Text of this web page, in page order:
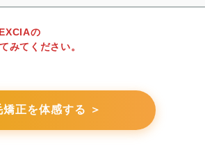
の
みてください。
正を体感する ＞